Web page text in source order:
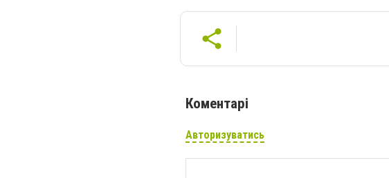
Коментарі
Авторизуватись